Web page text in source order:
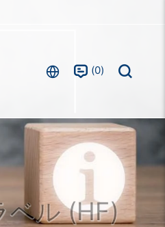
0
ベル (HF)